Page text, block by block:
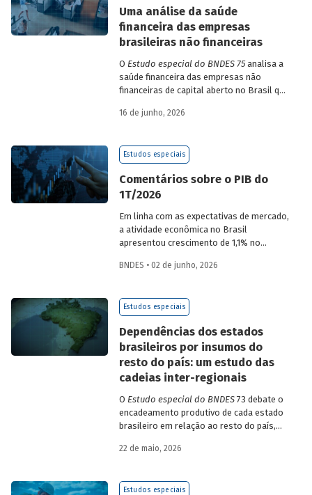
Uma análise da saúde
financeira das empresas
brasileiras não financeiras
O Estudo especial do BNDES 75analisa a
saúde financeira das empresas não
financeiras de capital aberto no Brasil que
valores. Para isso, parte de uma amostra
dimensões: lucratividade, solvência,
16 de junho, 2026
Estudos especiais
Comentários sobre o PIB do
1T/2026
Em linha com as expectativas de mercado,
a atividade econômica no Brasil
apresentou crescimento de 1,1% no
imediatamente anterior, na série ajustada
próximos meses no
BNDES • 02 de junho, 2026
Estudos especiais
Dependências dos estados
brasileiros por insumos do
resto do país: um estudo das
cadeias inter-regionais
O Estudo especial do BNDES73 debate o
encadeamento produtivo de cada estado
brasileiro em relação ao resto do país,
quanto o estímulo a um estado ou setor
metodologia de construção de matrizes
22 de maio, 2026
Estudos especiais